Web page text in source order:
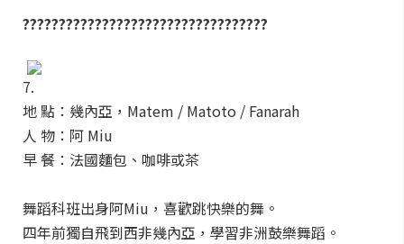
??????????????????????????????????
7.
地 點：幾內亞，Matem / Matoto / Fanarah
人 物：阿 Miu
早 餐：法國麵包、咖啡或茶
舞蹈科班出身阿Miu，喜歡跳快樂的舞。
四年前獨自飛到西非幾內亞，學習非洲鼓樂舞蹈。